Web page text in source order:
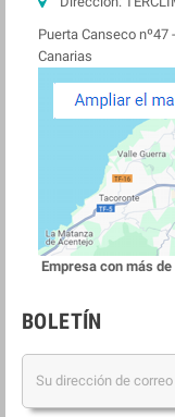
Puerta Canseco nº47
Canarias
Empresa con más
BOLETÍN